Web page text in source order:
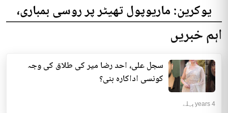
یوکرین: ماریوپول تھیٹر پر روسی بمباری،
300 افراد کی ہلاکت کا خدشہ
کا خدشہ ظاہر کیا اور کہا کہ کم...
انٹرنیشنل | 4 years پہلے
اہم خبریں
سجل علی، احد رضا میر کی طلاق کی وجہ
کونسی اداکارہ بنی؟
4 years پہلے